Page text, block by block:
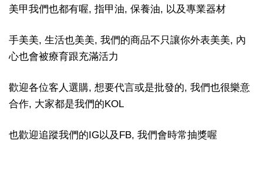
美甲我們也都有喔, 指甲油, 保養油, 以及專業器材
手美美, 生活也美美, 我們的商品不只讓你外表美美, 內
心也會被療育跟充滿活力
歡迎各位客人選購, 想要代言或是批發的, 我們也很樂意
合作, 大家都是我們的KOL
也歡迎追蹤我們的IG以及FB, 我們會時常抽獎喔